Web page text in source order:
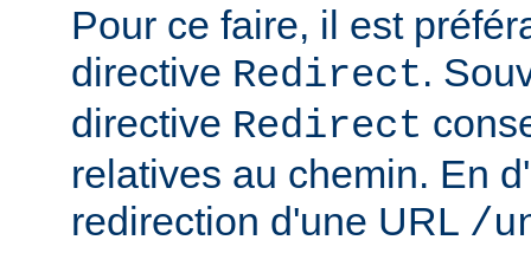
Pour ce faire, il est
directive Redirect.
directive Redirect
relatives au chemin. En
redirection d'une URL /